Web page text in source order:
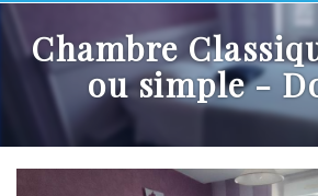
Chambre
ou simple -